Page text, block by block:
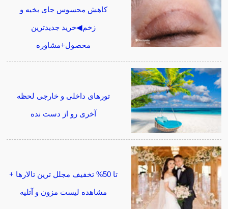
کاهش محسوس جای بخیه و
زخم◀خرید جدیدترین
محصول+مشاوره
تورهای داخلی و خارجی لحظه
آخری رو از دست نده
تا 50% تخفیف مجلل ترین تالارها +
مشاهده لیست مزون و آتلیه